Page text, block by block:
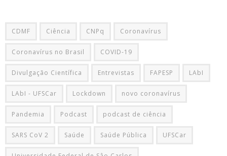
CDMF Ciência CNPq Coronavírus
Coronavírus no Brasil COVID-19
Divulgação Científica Entrevistas FAPESP LAbI
LAbI - UFSCar Lockdown novo coronavírus
Pandemia Podcast podcast de ciência
SARS CoV 2 Saúde Saúde Pública UFSCar